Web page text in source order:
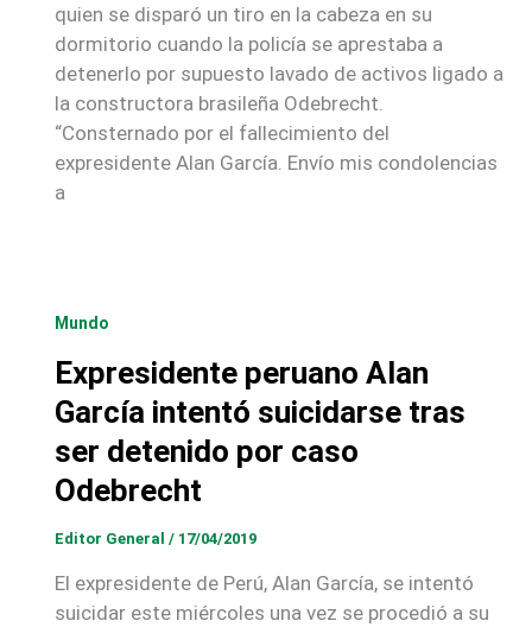
quien se disparó un tiro en la cabeza en su
dormitorio cuando la policía se aprestaba a
detenerlo por supuesto lavado de activos ligado a
la constructora brasileña Odebrecht.
“Consternado por el fallecimiento del
expresidente Alan García. Envío mis condolencias
a
Mundo
Expresidente peruano Alan
García intentó suicidarse tras
ser detenido por caso
Odebrecht
Editor General / 17/04/2019
El expresidente de Perú, Alan García, se intentó
suicidar este miércoles una vez se procedió a su